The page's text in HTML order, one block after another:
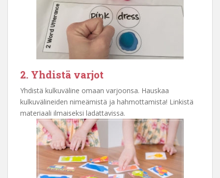
2. Yhdistä varjot
Yhdistä kulkuväline omaan varjoonsa. Hauskaa
kulkuvälineiden nimeämistä ja hahmottamista! Linkistä
materiaali ilmaiseksi ladattavissa.